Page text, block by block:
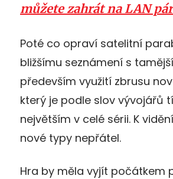
můžete zahrát na LAN
Poté co opraví satelitní
bližšímu seznámení s
především využití zbrusu
který je podle slov vývojářů
největším v celé sérii. K
nové typy nepřátel.
Hra by měla vyjít počátkem